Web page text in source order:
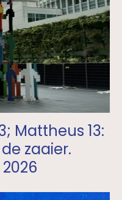
Mattheus 13:
zaaier.